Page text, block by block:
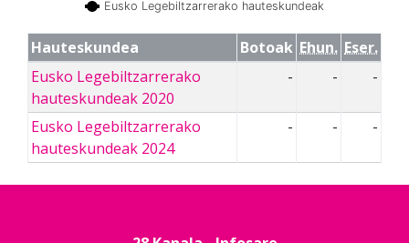
Eusko Legebiltzarrerako hauteskundeak
Hauteskundea Botoak Ehun. Eser.
Eusko Legebiltzarrerako
hauteskundeak 2020
- - -
Eusko Legebiltzarrerako
hauteskundeak 2024
- - -